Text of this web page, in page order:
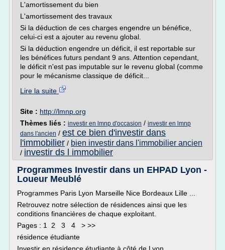
L'amortissement du bien
L'amortissement des travaux
Si la déduction de ces charges engendre un bénéfice,
celui-ci est a ajouter au revenu global.
Si la déduction engendre un déficit, il est reportable sur
les bénéfices futurs pendant 9 ans. Attention cependant,
le déficit n'est pas imputable sur le revenu global (comme
pour le mécanisme classique de déficit...
Lire la suite
Site : http://lmnp.org
Thèmes liés : investir en lmnp d'occasion / investir en lmnp
dans l'ancien / est ce bien d'investir dans
l'immobilier / bien investir dans l'immobilier ancien
/ investir ds l immobilier
Programmes Investir dans un EHPAD Lyon -
Loueur Meublé
Programmes Paris Lyon Marseille Nice Bordeaux Lille ...
Retrouvez notre sélection de résidences ainsi que les
conditions financières de chaque exploitant.
Pages : 1 2 3 4 > >>
résidence étudiante